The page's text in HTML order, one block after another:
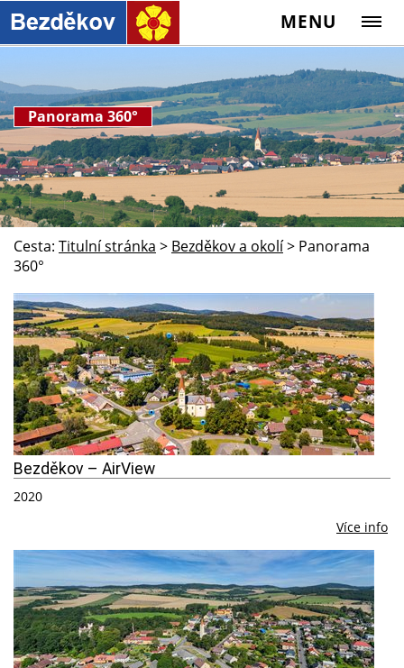
MENU
Panorama 360°
Cesta: Titulní stránka > Bezděkov a okolí> Panorama
360°
Bezděkov – AirView
2020
Více info